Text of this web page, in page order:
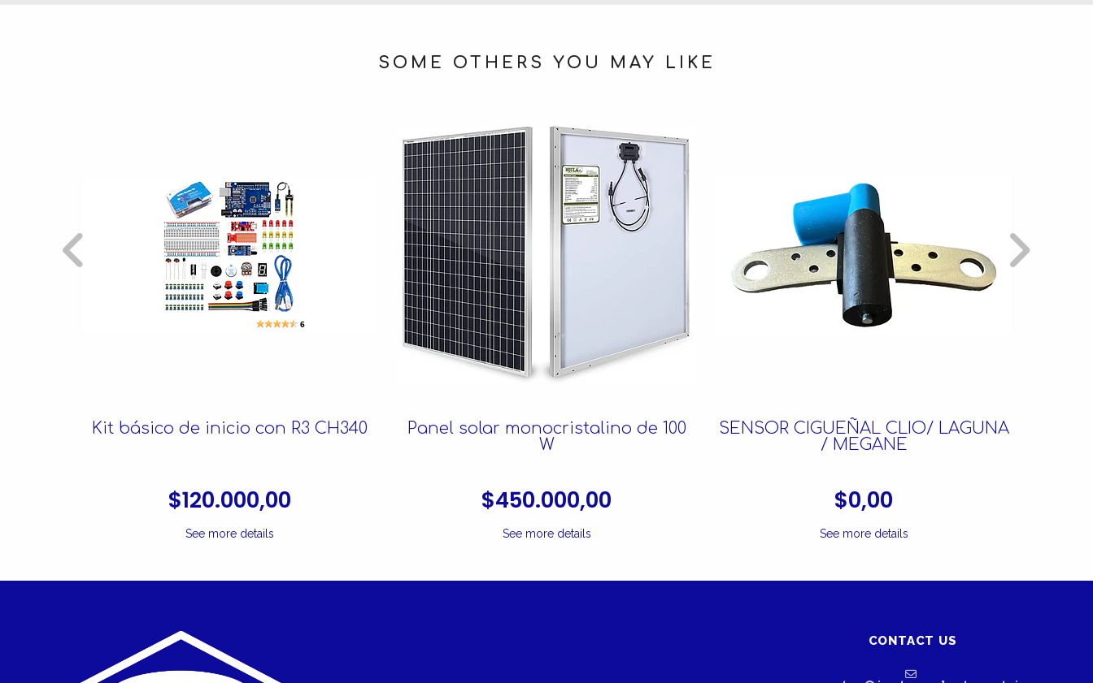
SOME OTHERS YOU MAY LIKE
Kit básico de inicio con R3 CH340
$120.000,00
See more details
Panel solar monocristalino de 100
W
$450.000,00
See more details
SENSOR CIGUEÑAL CLIO/ LAGUNA
/ MEGANE
$0,00
See more details
CONTACT US